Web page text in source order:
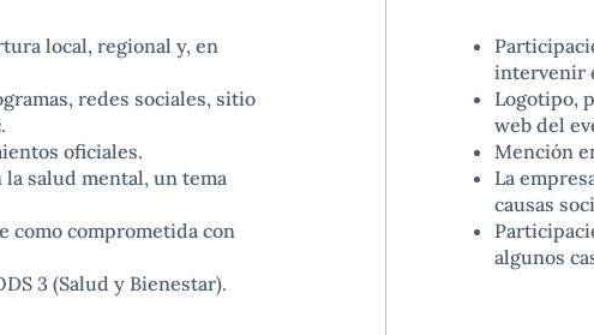
local, regional y, en
redes sociales, sitio
oficiales.
salud mental, un tema
como comprometida con
3 (Salud y Bienestar).
intervenir
Logotipo,
web del
Mención
La
causas
algunos